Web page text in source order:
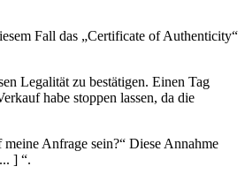
Fall das „Certificate of Authenticity“
Legalität zu bestätigen. Einen Tag
habe stoppen lassen, da die
Anfrage sein?“ Diese Annahme
] “.